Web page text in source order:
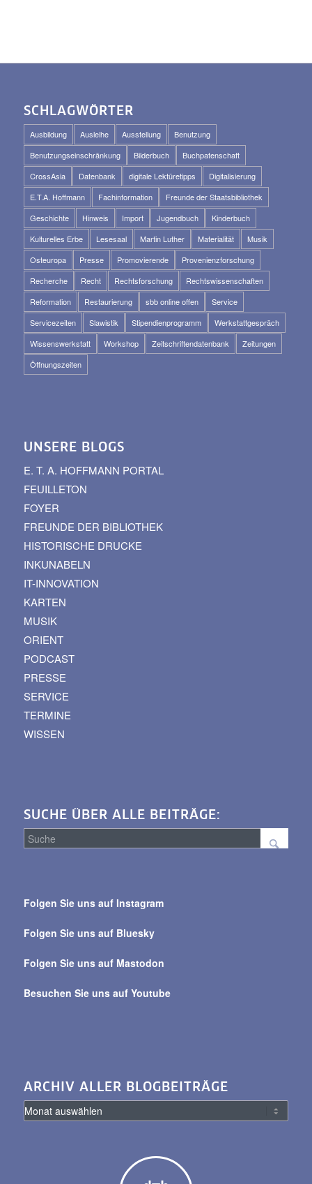
SCHLAGWÖRTER
Ausbildung Ausleihe Ausstellung
Benutzung
Benutzungseinschränkung
Bilderbuch
Buchpatenschaft
CrossAsia
Datenbank digitale Lektüretipps
Digitalisierung
E.T.A. Hoffmann
Fachinformation
Freunde der Staatsbibliothek
Geschichte
Hinweis Import Jugendbuch
Kinderbuch
Kulturelles Erbe
Lesesaal Martin Luther Materialität
Musik
Osteuropa
Presse Promovierende
Provenienzforschung
Recherche
Recht Rechtsforschung
Rechtswissenschaften
Reformation
Restaurierung sbb online offen
Service
Servicezeiten
Slawistik Stipendienprogramm
Werkstattgespräch
Wissenswerkstatt
Workshop Zeitschriftendatenbank
Zeitungen
Öffnungszeiten
UNSERE BLOGS
E. T. A. HOFFMANN PORTAL
FEUILLETON
FOYER
FREUNDE DER BIBLIOTHEK
HISTORISCHE DRUCKE
INKUNABELN
IT-INNOVATION
KARTEN
MUSIK
ORIENT
PODCAST
PRESSE
SERVICE
TERMINE
WISSEN
SUCHE ÜBER ALLE BEITRÄGE:
alle
Folgen Sie uns auf Instagram
Folgen Sie uns auf Bluesky
Folgen Sie uns auf Mastodon
Besuchen Sie uns auf Youtube
ARCHIV ALLER BLOGBEITRÄGE